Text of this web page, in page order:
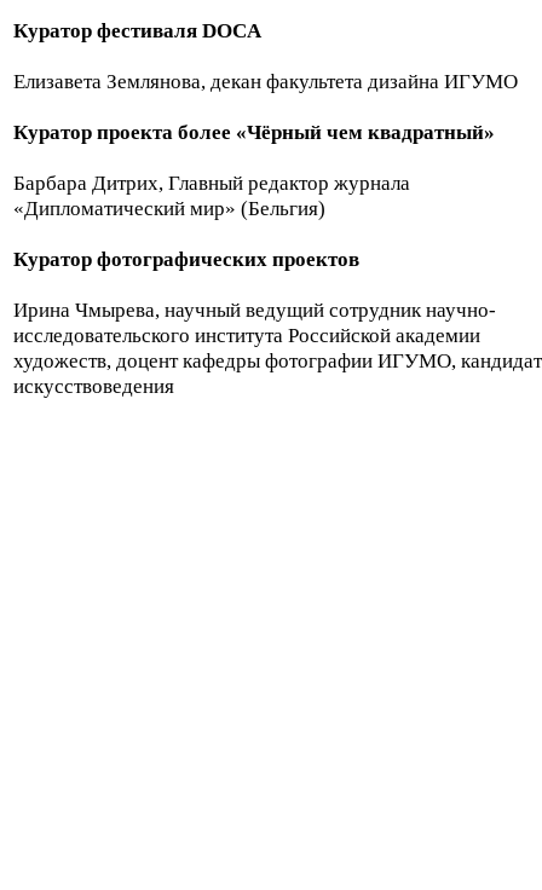
Куратор фестиваля DOCA
Елизавета Землянова, декан факультета дизайна ИГУМО
Куратор проекта более «Чёрный чем квадратный»
Барбара Дитрих, Главный редактор журнала
«Дипломатический мир» (Бельгия)
Куратор фотографических проектов
Ирина Чмырева, научный ведущий сотрудник научно-
исследовательского института Российской академии
художеств, доцент кафедры фотографии ИГУМО, кандидат
искусствоведения